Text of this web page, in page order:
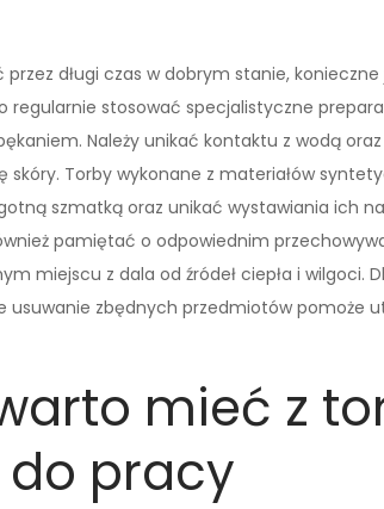
długi czas w dobrym stanie,
regularnie stosować specjalistyczne
Należy unikać kontaktu z wodą
Torby wykonane z materiałów
szmatką oraz unikać wystawiania ich na
pamiętać o odpowiednim
miejscu z dala od źródeł ciepła i wilgoci.
usuwanie zbędnych przedmiotów pomoże
mieć z
pracy